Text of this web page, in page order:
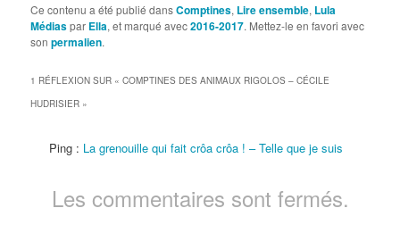
Ce contenu a été publié dansComptines, Lire ensemble, Lula
Médiaspar Ella, et marqué avec2016-2017. Mettez-le en favori avec
sonpermalien.
1 RÉFLEXION SUR «COMPTINES DES ANIMAUX RIGOLOS – CÉCILE
HUDRISIER »
Ping : La grenouille qui fait crôa crôa ! – Telle que je suis
Les commentaires sont fermés.